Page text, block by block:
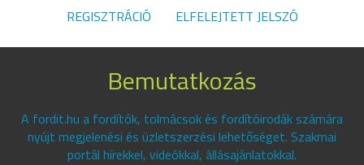
REGISZTRÁCIÓ ELFELEJTETT JELSZÓ
Bemutatkozás
A fordit.hu a fordítók, tolmácsok és fordítóirodák számára
nyújt megjelenési és üzletszerzési lehetőséget. Szakmai
portál hírekkel, videókkal, állásajánlatokkal.